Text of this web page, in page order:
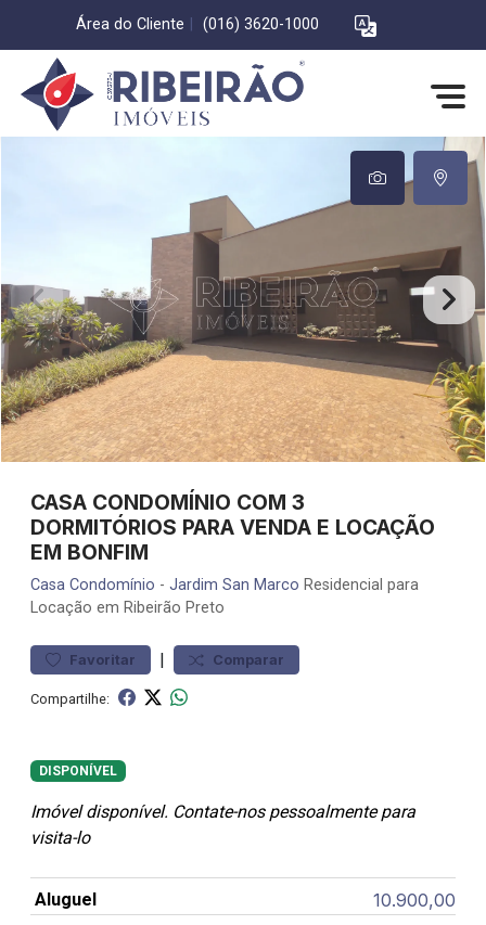
Área do Cliente (016) 3620-1000
CASA CONDOMÍNIO COM 3
DORMITÓRIOS PARA VENDA E LOCAÇÃO
EM BONFIM
Casa Condomínio - Jardim San Marco Residencial para
Locação em Ribeirão Preto
Favoritar | Comparar
Compartilhe:
DISPONÍVEL
Imóvel disponível. Contate-nos pessoalmente para
visita-lo
Aluguel 10.900,00